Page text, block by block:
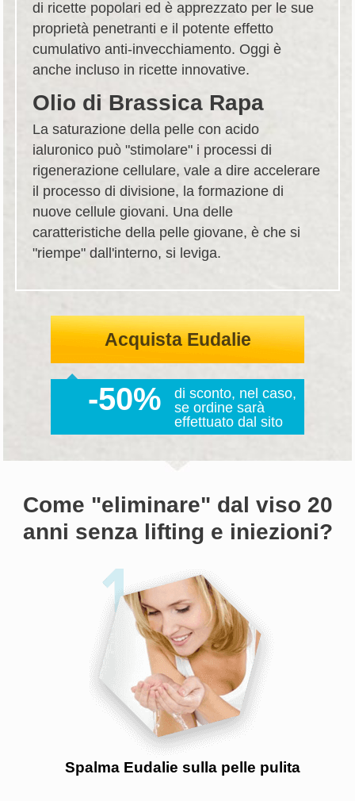
di ricette popolari ed è apprezzato per le sue
proprietà penetranti e il potente effetto
cumulativo anti-invecchiamento. Oggi è
anche incluso in ricette innovative.
Olio di Brassica Rapa
La saturazione della pelle con acido
ialuronico può "stimolare" i processi di
rigenerazione cellulare, vale a dire accelerare
il processo di divisione, la formazione di
nuove cellule giovani. Una delle
caratteristiche della pelle giovane, è che si
"riempe" dall'interno, si leviga.
Acquista Eudalie
-50%
di sconto, nel caso,
se ordine sarà
effettuato dal sito
Come "eliminare" dal viso 20
anni senza lifting e iniezioni?
Spalma Eudalie sulla pelle pulita